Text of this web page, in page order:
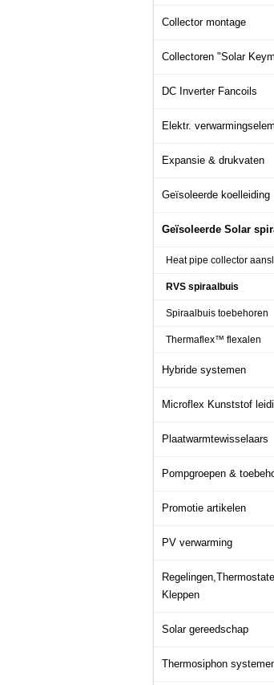
Collector montage
Collectoren "Solar
DC Inverter Fancoils
Elektr.
Expansie & drukvaten
Geïsoleerde koelleiding
Geïsoleerde Solar
Heat pipe collector
RVS spiraalbuis
Spiraalbuis toebehoren
Thermaflex™ flexalen
Hybride systemen
Microflex Kunststof
Plaatwarmtewisselaars
Pompgroepen &
Promotie artikelen
PV verwarming
Kleppen
Solar gereedschap
Thermosiphon